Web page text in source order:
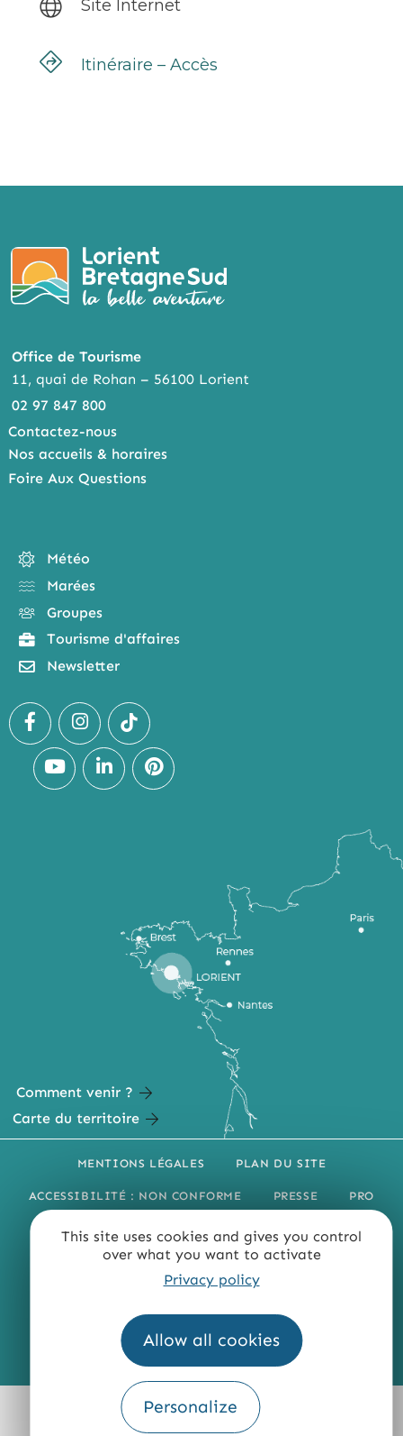
This site uses cookies and gives you control
over what you want to activate
Privacy policy
Allow all cookies
Personalize
Site Internet
Itinéraire – Accès
Office de Tourisme
11, quai de Rohan – 56100 Lorient
02 97 847 800
Contactez-nous
Nos accueils & horaires
Foire Aux Questions
Météo
Marées
Groupes
Tourisme d'affaires
Newsletter
Comment venir ?
Carte du territoire
MENTIONS LÉGALES PLAN DU SITE
ACCESSIBILITÉ : NON CONFORME PRESSE PRO
QUI SOMMES-NOUS ?
Fourni par
Traduction